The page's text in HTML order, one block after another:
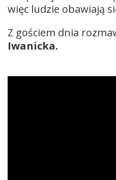
więc ludzie obawiają
Z gościem dnia
Iwanicka.